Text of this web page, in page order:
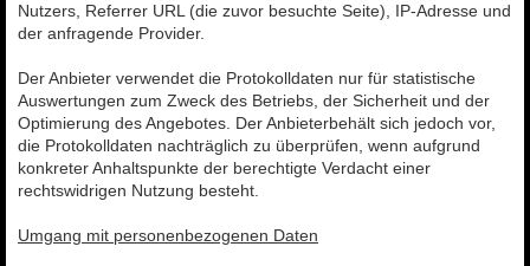
Nutzers, Referrer URL (die zuvor besuchte Seite), IP-Adresse und
der anfragende Provider.
Der Anbieter verwendet die Protokolldaten nur für statistische
Auswertungen zum Zweck des Betriebs, der Sicherheit und der
Optimierung des Angebotes. Der Anbieterbehält sich jedoch vor,
die Protokolldaten nachträglich zu überprüfen, wenn aufgrund
konkreter Anhaltspunkte der berechtigte Verdacht einer
rechtswidrigen Nutzung besteht.
Umgang mit personenbezogenen Daten